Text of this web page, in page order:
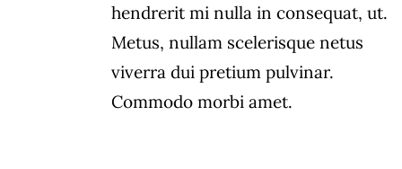
hendrerit mi nulla in consequat, ut.
Metus, nullam scelerisque netus
viverra dui pretium pulvinar.
Commodo morbi amet.